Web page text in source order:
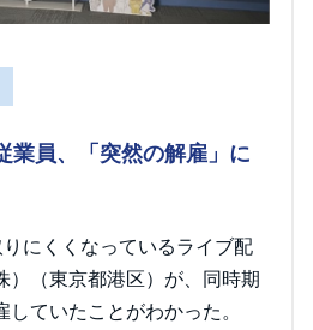
業員、「突然の解雇」に
にくくなっているライブ配
）（東京都港区）が、同時期
していたことがわかった。